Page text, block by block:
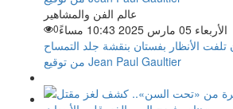
عالم الفن والمشاهير
الأربعاء 05 مارس 2025 10:43 مساءً
0
الأنظار بفستان بنقشة جلد التمساح
من توقيع Jean Paul Gaultier